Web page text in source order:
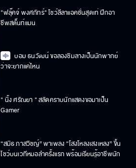
"ฟลุ๊คจ์ พงศภัทร์" โชว์ลีลาแอคชั่นสุดเท่ ฝึกอา
ชีพสตั๊นท์แมน
บอม ธนวัฒน์ ขอลองชิมลางเป็นนักพากย์
ว่าจะยากแค่ไหน
" นิ้ง ศรัณยา " สลัดคราบนักแสดงขอมาเป็น
Gamer
“สมิธ ภาสวิชญ์” พาเพลง “โสงโหลงเสงเหลง” ขึ้น
โชว์บนเวทีหมอลำครั้งแรก พร้อมเรียนรู้อาชีพนัก